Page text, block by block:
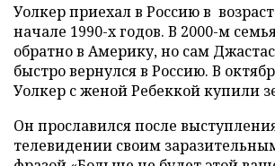
Уолкер приехал в Россию в
начале 1990-х годов. В 2000-м
обратно в Америку, но сам
быстро вернулся в Россию. В
Уолкер с женой Ребеккой купили
Он прославился после
телевидении своим